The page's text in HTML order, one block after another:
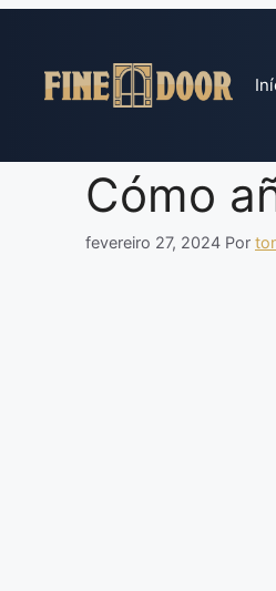
conteúdo
Cómo
fevereiro 27, 2024 Por